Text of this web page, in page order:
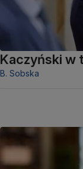
Kaczyński w
B. Sobska